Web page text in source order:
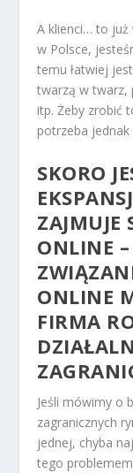
A klienci… to już
w Polsce,
temu łatwiej
twarzą w twarz,
itp. Żeby zrobić
potrzeba jednak
SKORO
ZAJMUJE
ONLINE
ONLINE
FIRMA
Jeśli mówimy o
zagranicznych
jednej, chyba
tego